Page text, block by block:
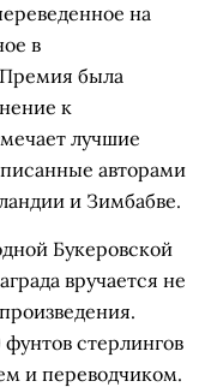
на
в
была
к
лучшие
авторами
и Зимбабве.
Букеровской
вручается не
стерлингов
и переводчиком.